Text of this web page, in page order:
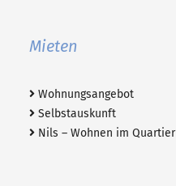
Mieten
Wohnungsangebot
Selbstauskunft
Nils – Wohnen im Quartier